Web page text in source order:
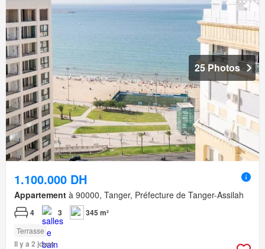
25 Photos
1.100.000 DH
Appartement à 90000, Tanger, Préfecture de Tanger-Assilah
4 3 345 m²
Terrasse
Il y a 2 jours